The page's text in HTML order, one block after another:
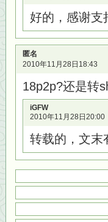
好的，感谢支
匿名
2010年11月28日18:43
18p2p?还是转
iGFW
2010年11月28日20:00
转载的，文末